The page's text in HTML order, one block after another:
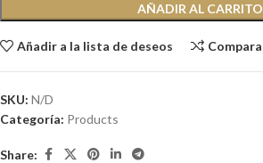
AÑADIR AL CARRITO
Añadir a la lista de deseos Compara
SKU: N/D
Categoría: Products
Share: